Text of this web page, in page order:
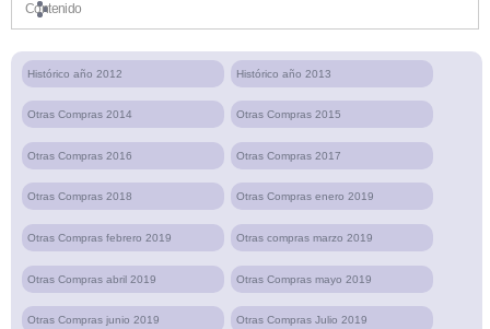
Contenido
Histórico año 2012 Histórico año 2013
Otras Compras 2014 Otras Compras 2015
Otras Compras 2016 Otras Compras 2017
Otras Compras 2018 Otras Compras enero 2019
Otras Compras febrero 2019 Otras compras marzo 2019
Otras Compras abril 2019 Otras Compras mayo 2019
Otras Compras junio 2019 Otras Compras Julio 2019